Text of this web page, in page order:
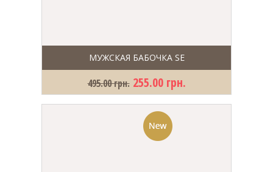
МУЖСКАЯ БАБОЧКА SE
495.00 грн. 255.00 грн.